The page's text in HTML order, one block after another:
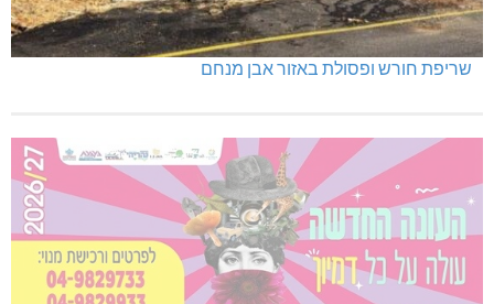
שריפת חורש ופסולת באזור אבן מנחם